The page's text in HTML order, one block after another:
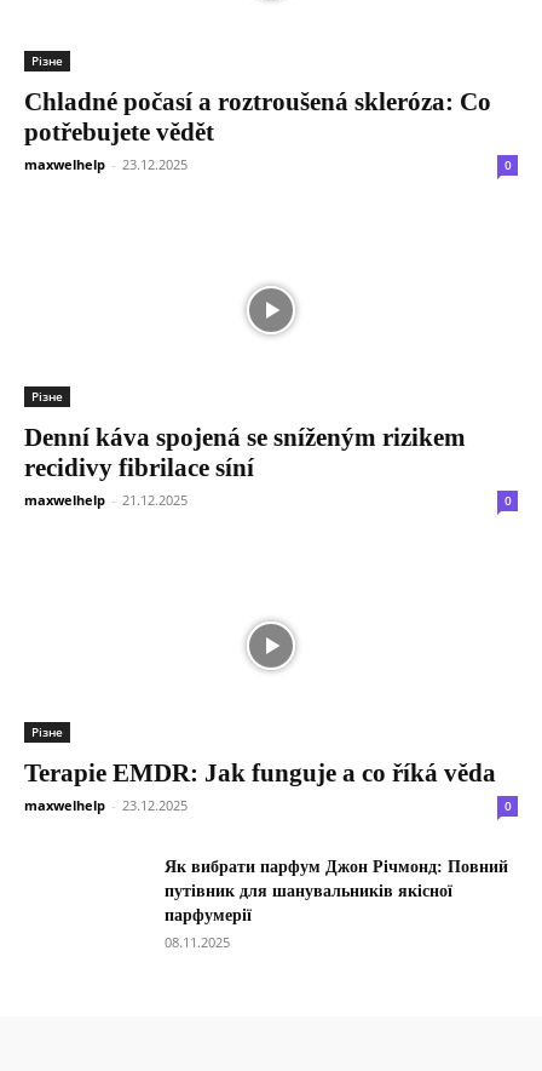
Різне
Chladné počasí a roztroušená skleróza: Co
potřebujete vědět
maxwelhelp - 23.12.2025 0
Різне
Denní káva spojená se sníženým rizikem
recidivy fibrilace síní
maxwelhelp - 21.12.2025 0
Різне
Terapie EMDR: Jak funguje a co říká věda
maxwelhelp - 23.12.2025 0
Як вибрати парфум Джон Річмонд: Повний
путівник для шанувальників якісної
парфумерії
08.11.2025